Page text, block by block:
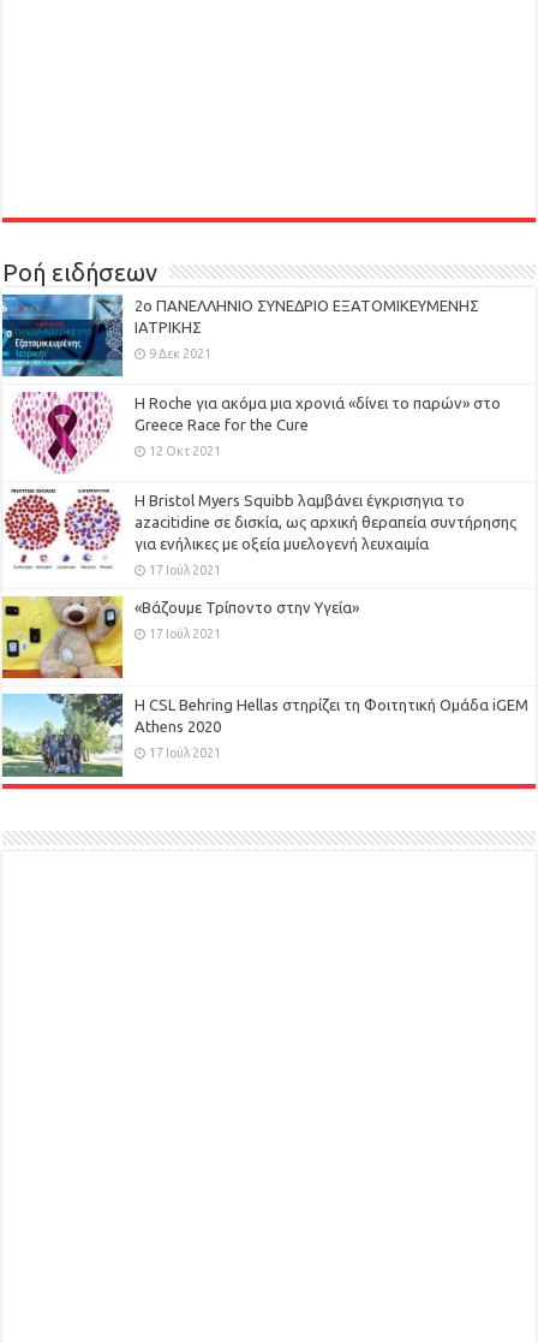
Ροή ειδήσεων
2ο ΠΑΝΕΛΛΗΝΙΟ ΣΥΝΕΔΡΙΟ ΕΞΑΤΟΜΙΚΕΥΜΕΝΗΣ
ΙΑΤΡΙΚΗΣ
9 Δεκ 2021
H Roche για ακόμα μια χρονιά «δίνει το παρών» στο
Greece Race for the Cure
12 Οκτ 2021
Η Bristol Myers Squibb λαμβάνει έγκρισηγια το
azacitidine σε δισκία, ως αρχική θεραπεία συντήρησης
για ενήλικες με οξεία μυελογενή λευχαιμία
17 Ιούλ 2021
«Βάζουμε Τρίποντο στην Υγεία»
17 Ιούλ 2021
H CSL Behring Hellas στηρίζει τη Φοιτητική Ομάδα iGEM
Athens 2020
17 Ιούλ 2021